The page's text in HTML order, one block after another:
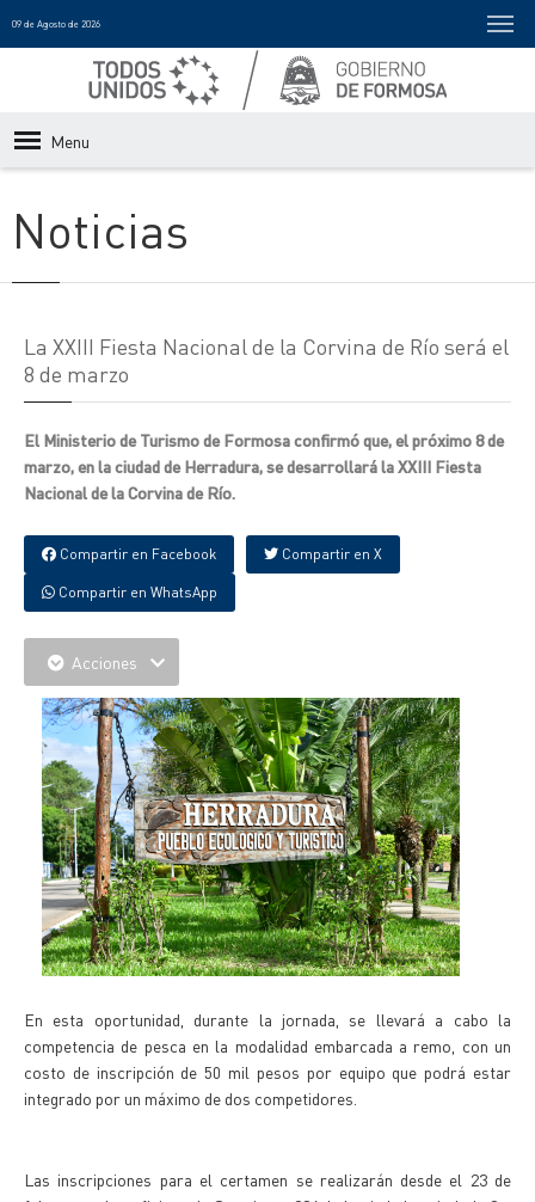
09 de Agosto de 2026
Menu
Noticias
La XXIII Fiesta Nacional de la Corvina de Río será el
8 de marzo
El Ministerio de Turismo de Formosa confirmó que, el próximo 8 de
marzo, en la ciudad de Herradura, se desarrollará la XXIII Fiesta
Nacional de la Corvina de Río.
Compartir en Facebook Compartir en X
Compartir en WhatsApp
Acciones
En esta oportunidad, durante la jornada, se llevará a cabo la
competencia de pesca en la modalidad embarcada a remo, con un
costo de inscripción de 50 mil pesos por equipo que podrá estar
integrado por un máximo de dos competidores.
Las inscripciones para el certamen se realizarán desde el 23 de